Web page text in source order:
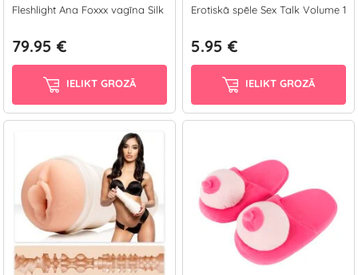
Fleshlight Ana Foxxx vagīna Silk
79.95 €
IELIKT GROZĀ
Erotiskā spēle Sex Talk Volume 1
5.95 €
IELIKT GROZĀ